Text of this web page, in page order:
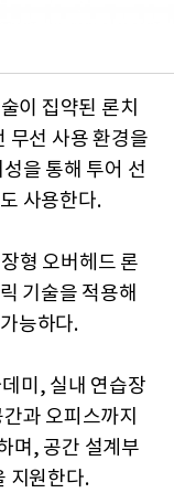
이 집약된 론치
무선 사용 환경을
을 통해 투어 선
사용한다.
형 오버헤드 론
기술을 적용해
능하다.
미, 실내 연습장
과 오피스까지
며, 공간 설계부
지원한다.